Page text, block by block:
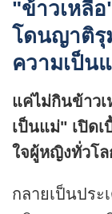
"ข้าวเหลื
โดนญาติ
ความเป็น
แค่ไม่กินข้าว
เป็นแม่" เปิด
ใจผู้หญิงทั่วโล
กลายเป็นประ